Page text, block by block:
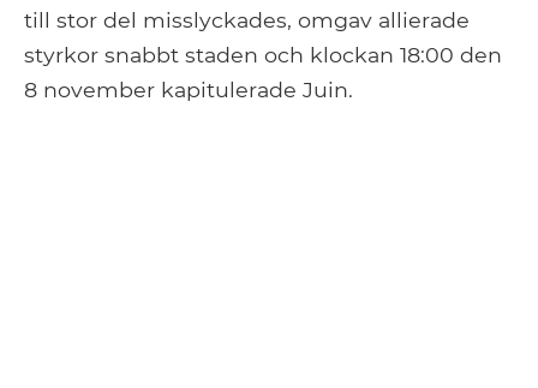
till stor del misslyckades, omgav allierade
styrkor snabbt staden och klockan 18:00 den
8 november kapitulerade Juin.